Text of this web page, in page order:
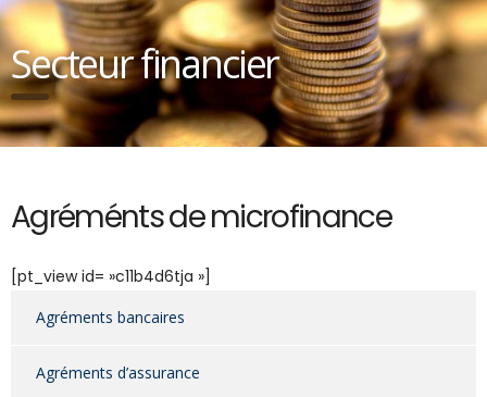
Secteur financier
Agréménts de microfinance
[pt_view id= »c11b4d6tja »]
Agréments bancaires
Agréments d’assurance